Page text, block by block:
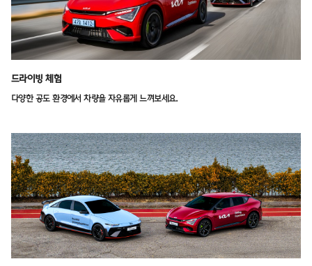
드라이빙 체험
다양한 공도 환경에서 차량을 자유롭게 느껴보세요.